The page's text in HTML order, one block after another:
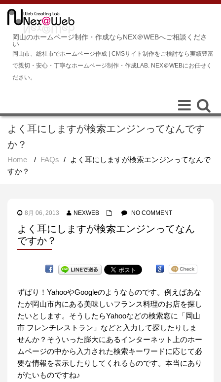
岡山のホームページ制作・作成ならNEX＠WEBへご相談くださ
い
岡山市、総社市でホームページ作成 | CMSサイト制作をご検討なら実績豊富
で親切・安心・丁寧なホームページ制作・作成LAB. NEX＠WEBにお任せく
ださい。
Toggle
Toggle
navigation
よく耳にしますが検索エンジンってなんです
か？
Home / FAQs /
よく耳にしますが検索エンジンってなんで
すか？
8月 06, 2013 NEXWEB NO COMMENT
よく耳にしますが検索エンジンってなん
ですか？
ずばり！YahooやGoogleのようなものです。例えばあな
たが岡山市内にある美味しいフランス料理のお店を探し
たいとします。そうしたらYahooなどの検索窓に「岡山
市 フレンチレストラン」などと入力して探したりしま
せんか？そういった膨大にあるインターネット上のホー
ムページの中から入力された検索キーワードに応じて必
要な情報を表示したりしてくれるものです。本当にあり
がたいものですね♪